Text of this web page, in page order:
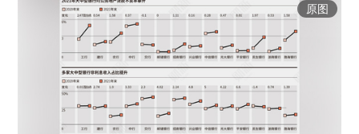
原图